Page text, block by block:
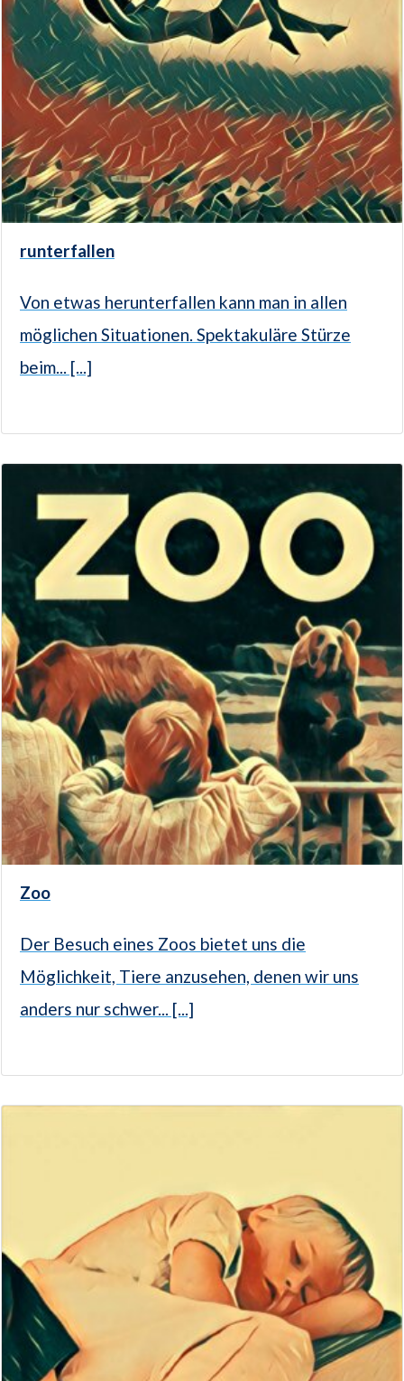
runterfallen
Von etwas herunterfallen kann man in allen
möglichen Situationen. Spektakuläre Stürze
beim... [...]
Zoo
Der Besuch eines Zoos bietet uns die
Möglichkeit, Tiere anzusehen, denen wir uns
anders nur schwer... [...]